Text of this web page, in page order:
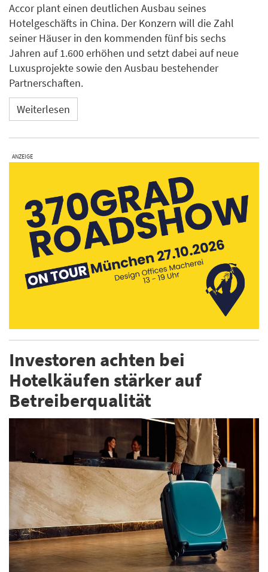
Accor plant einen deutlichen Ausbau seines
Hotelgeschäfts in China. Der Konzern will die Zahl
seiner Häuser in den kommenden fünf bis sechs
Jahren auf 1.600 erhöhen und setzt dabei auf neue
Luxusprojekte sowie den Ausbau bestehender
Partnerschaften.
Weiterlesen
ANZEIGE
Investoren achten bei
Hotelkäufen stärker auf
Betreiberqualität